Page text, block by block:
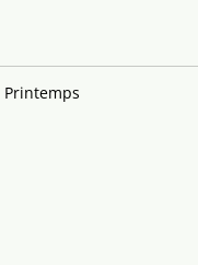
Printemps